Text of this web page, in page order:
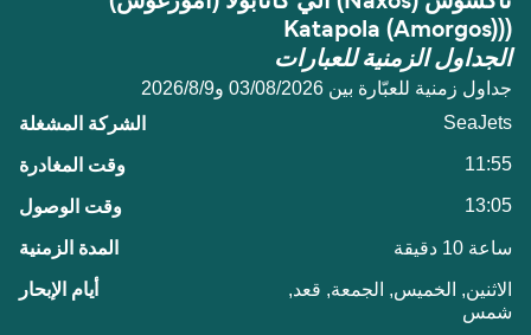
((Katapola (Amorgos)
الجداول الزمنية للعبارات
جداول زمنية للعبّارة بين 03/08/2026 و9‏/8‏/2026
SeaJets
11:55
13:05
ساعة 10 دقيقة
الاثنين, الخميس, الجمعة, قعد,
شمس